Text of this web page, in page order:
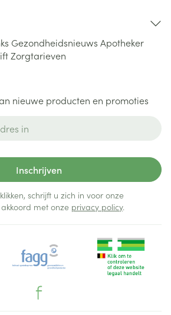
Gezondheidsnieuws Apotheker
Zorgtarieven
nieuwe producten en promoties
Inschrijven
schrijft u zich in voor onze
met onze privacy policy.